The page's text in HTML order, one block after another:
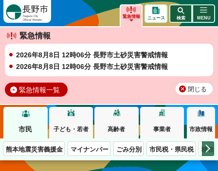
緊急情報
緊急情報
2026年8月8日 12時06分 長野市土砂災害警戒情報
2026年8月8日 12時06分 長野市土砂災害警戒情報
緊急情報一覧 閉じる
ニュース 検索 MENU
市民 子ども・若者 高齢者 事業者 市政情報
熊本地震災害義援金 マイナンバー ごみ分別 市民税・県民税 移住
この街で、わたしらしく生きる。長野市